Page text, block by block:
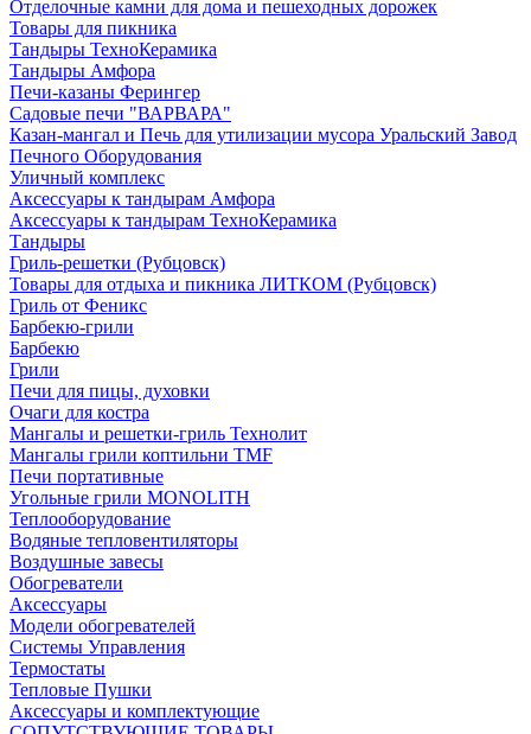
Отделочные камни для дома и пешеходных дорожек
Товары для пикника
Тандыры ТехноКерамика
Тандыры Амфора
Печи-казаны Ферингер
Садовые печи "ВАРВАРА"
Казан-мангал и Печь для утилизации мусора Уральский Завод
Печного Оборудования
Уличный комплекс
Аксессуары к тандырам Амфора
Аксессуары к тандырам ТехноКерамика
Тандыры
Гриль-решетки (Рубцовск)
Товары для отдыха и пикника ЛИТКОМ (Рубцовск)
Гриль от Феникс
Барбекю-грили
Барбекю
Грили
Печи для пицы, духовки
Очаги для костра
Мангалы и решетки-гриль Технолит
Мангалы грили коптильни TMF
Печи портативные
Угольные грили MONOLITH
Теплооборудование
Водяные тепловентиляторы
Воздушные завесы
Обогреватели
Аксессуары
Модели обогревателей
Системы Управления
Термостаты
Тепловые Пушки
Аксессуары и комплектующие